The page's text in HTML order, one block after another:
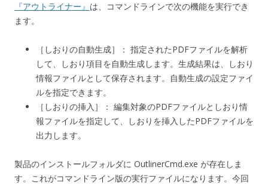
『アウトライナー』 は、コマンドラインで次の機能を実行でき
ます。
［しおりの自動生成］： 指定されたPDFファイルを解析
して、しおり項目を自動生成します。生成結果は、しおり
情報ファイルとして保存されます。自動生成の設定ファイ
ルを指定できます。
［しおりの挿入］： 編集対象のPDFファイルとしおり情
報ファイルを指定して、しおりを挿入したPDFファイルを
出力します。
製品のインストールフォルダに OutlinerCmd.exe が存在しま
す。これがコマンドライン版の実行ファイルになります。今回